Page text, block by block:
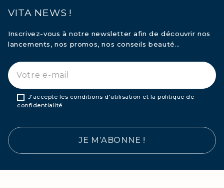
VITA NEWS !
Inscrivez-vous à notre newsletter afin de découvrir nos
lancements, nos promos, nos conseils beauté…
J'accepte les conditions d'utilisation et la politique de
confidentialité.
JE M’ABONNE !